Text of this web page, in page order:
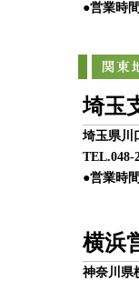
●営業時
埼玉
埼玉県川
TEL.048-
●営業時
横浜
神奈川県